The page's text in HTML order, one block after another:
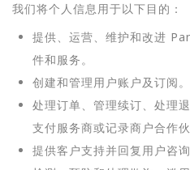
我们将个人信息用于以下目的：
提供、运营、维护和改进
件和服务。
创建和管理用户账户及订阅。
处理订单、管理续订、处理
支付服务商或记录商户合作
提供客户支持并回复用户咨询